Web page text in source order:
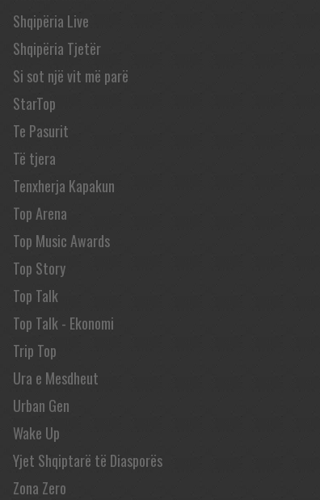
Shqipëria Live
Shqipëria Tjetër
Si sot një vit më parë
StarTop
Te Pasurit
Të tjera
Tenxherja Kapakun
Top Arena
Top Music Awards
Top Story
Top Talk
Top Talk - Ekonomi
Trip Top
Ura e Mesdheut
Urban Gen
Wake Up
Yjet Shqiptarë të Diasporës
Zona Zero